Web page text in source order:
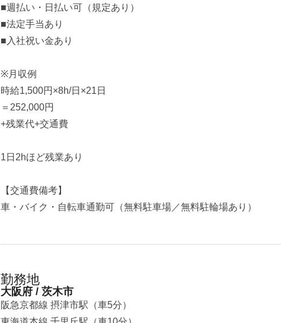
■週払い・日払い可（規定あり）
■法定手当あり
■入社祝い金あり
※月収例
時給1,500円×8h/日×21日
＝252,000円
+残業代+交通費
1日2hほど残業あり
【交通費備考】
車・バイク・自転車通勤可（無料駐車場／無料駐輪場あり）
勤務地
大阪府 / 茨木市
阪急京都線 摂津市駅（車5分）